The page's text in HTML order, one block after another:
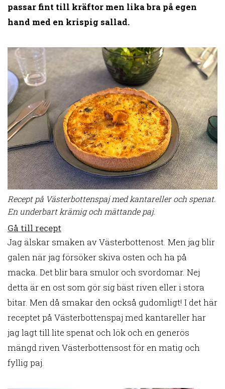
passar fint till kräftor men lika bra på egen
hand med en krispig sallad.
Recept på Västerbottenspaj med kantareller och spenat.
En underbart krämig och mättande paj.
Gå till recept
Jag älskar smaken av Västerbottenost. Men jag blir
galen när jag försöker skiva osten och ha på
macka. Det blir bara smulor och svordomar. Nej
detta är en ost som gör sig bäst riven eller i stora
bitar. Men då smakar den också gudomligt! I det här
receptet på Västerbottenspaj med kantareller har
jag lagt till lite spenat och lök och en generös
mängd riven Västerbottensost för en matig och
fyllig paj.